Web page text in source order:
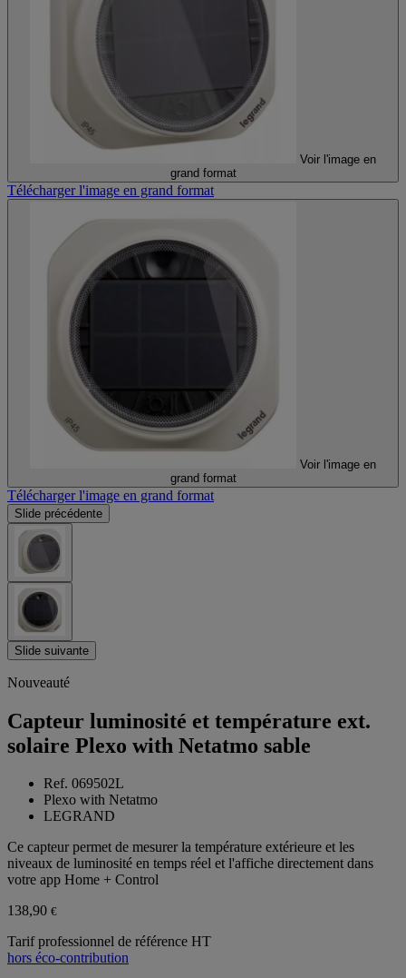
Voir l'image en
grand format
Télécharger l'image en grand format
Voir l'image en
grand format
Télécharger l'image en grand format
Slide précédente
Slide suivante
Nouveauté
Capteur luminosité et température ext.
solaire Plexo with Netatmo sable
Ref. 069502L
Plexo with Netatmo
LEGRAND
Ce capteur permet de mesurer la température extérieure et les
niveaux de luminosité en temps réel et l'affiche directement dans
votre app Home + Control
138,90 €
Tarif professionnel de référence HT
hors éco-contribution